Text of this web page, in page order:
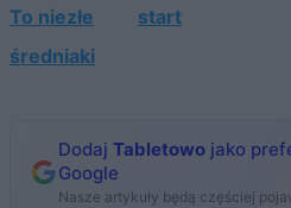
To niezłe
średniaki
start
Dodaj Tabletowo jako
Google
Nasze artykuły będą częściej